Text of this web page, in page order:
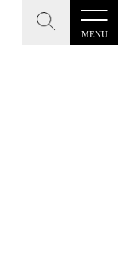
MENU
CLOSE
CLOSE
ィア